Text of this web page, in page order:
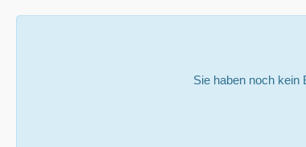
Sie haben noch kein